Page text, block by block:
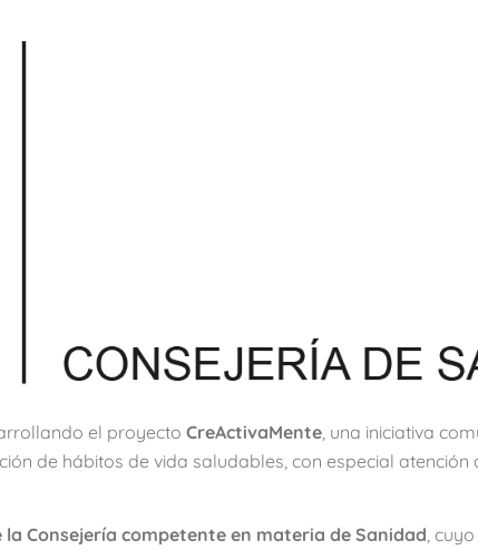
el proyecto CreActivaMente , una iniciativa
de hábitos de vida saludables, con especial
la Consejería competente en materia de Sanidad ,